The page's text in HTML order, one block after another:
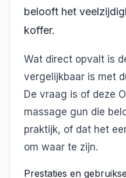
belooft het
koffer.
Wat direct opvalt is
vergelijkbaar is met
De vraag is of deze
massage gun die
praktijk, of dat het
om waar te zijn.
Prestaties en